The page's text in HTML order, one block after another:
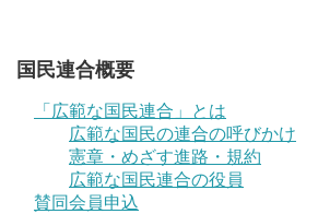
国民連合概要
「広範な国民連合」とは
広範な国民の連合の呼びかけ
憲章・めざす進路・規約
広範な国民連合の役員
賛同会員申込